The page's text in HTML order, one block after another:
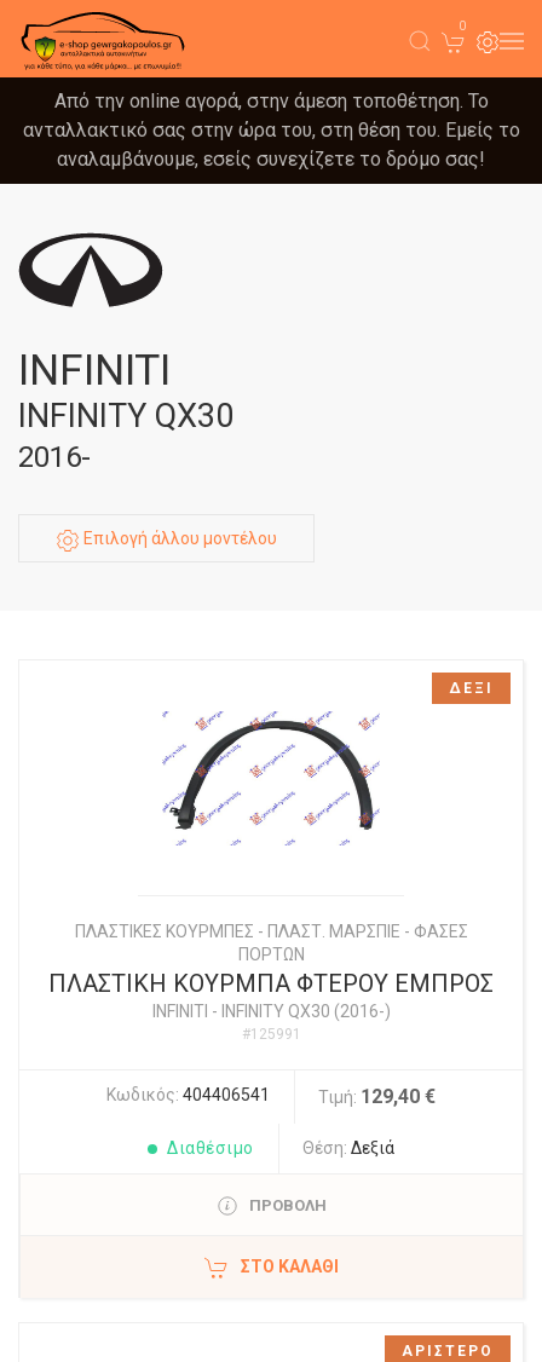
0
Από την online αγορά, στην άμεση τοποθέτηση. Το
ανταλλακτικό σας στην ώρα του, στη θέση του. Εμείς το
αναλαμβάνουμε, εσείς συνεχίζετε το δρόμο σας!
INFINITI
INFINITY QX30
2016-
Επιλογή άλλου μοντέλου
ΠΛΑΣΤΙΚΕΣ ΚΟΥΡΜΠΕΣ - ΠΛΑΣΤ. ΜΑΡΣΠΙΕ - ΦΑΣΕΣ
ΠΟΡΤΩΝ
ΠΛΑΣΤΙΚΗ ΚΟΥΡΜΠΑ ΦΤΕΡΟΥ ΕΜΠΡΟΣ
INFINITI - INFINITY QX30 (2016-)
#125991
Κωδικός: 404406541 Τιμή: 129,40 €
Διαθέσιμο Θέση: Δεξιά
ΠΡΟΒΟΛΗ
ΣΤΟ ΚΑΛΆΘΙ
ΔΕΞΙ
ΑΡΙΣΤΕΡΟ